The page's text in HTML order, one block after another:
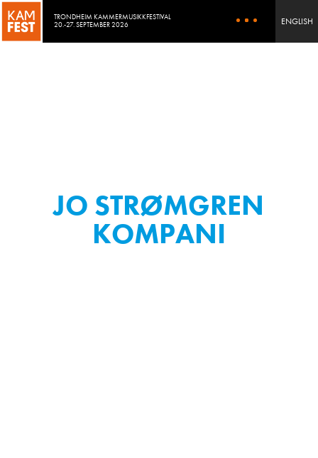
TRONDHEIM KAMMERMUSIKKFESTIVAL
20.-27. SEPTEMBER 2026
ENGLISH
JO STRØMGREN
KOMPANI